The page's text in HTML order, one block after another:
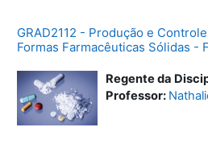
GRAD2112 - Produção e
Formas Farmacêuticas Sólidas -
Regente da
Professor: